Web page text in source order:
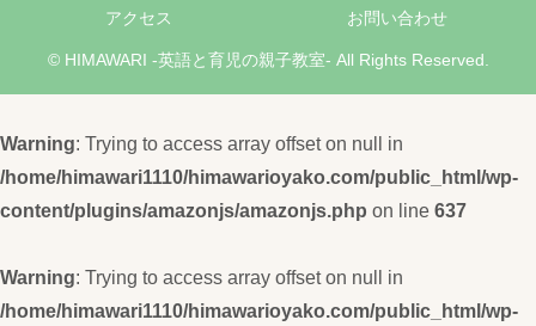
アクセス
お問い合わせ
© HIMAWARI -英語と育児の親子教室- All Rights Reserved.
Warning: Trying to access array offset on null in
/home/himawari1110/himawarioyako.com/public_html/wp-
content/plugins/amazonjs/amazonjs.php on line 637
Warning: Trying to access array offset on null in
/home/himawari1110/himawarioyako.com/public_html/wp-